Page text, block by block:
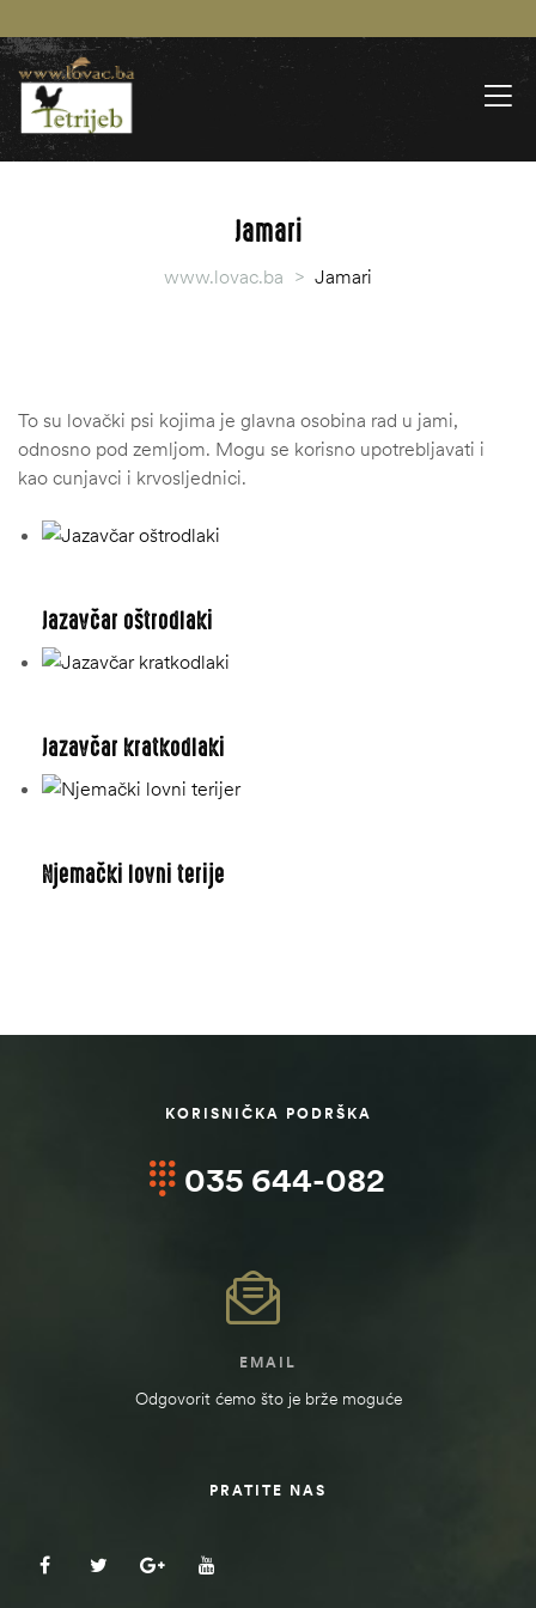
Jamari
www.lovac.ba > Jamari
To su lovački psi kojima je glavna osobina rad u jami,
odnosno pod zemljom. Mogu se korisno upotrebljavati i
kao cunjavci i krvosljednici.
Jazavčar oštrodlaki
Jazavčar kratkodlaki
Njemački lovni terije
KORISNIČKA PODRŠKA
035 644-082
EMAIL
Odgovorit ćemo što je brže moguće
PRATITE NAS